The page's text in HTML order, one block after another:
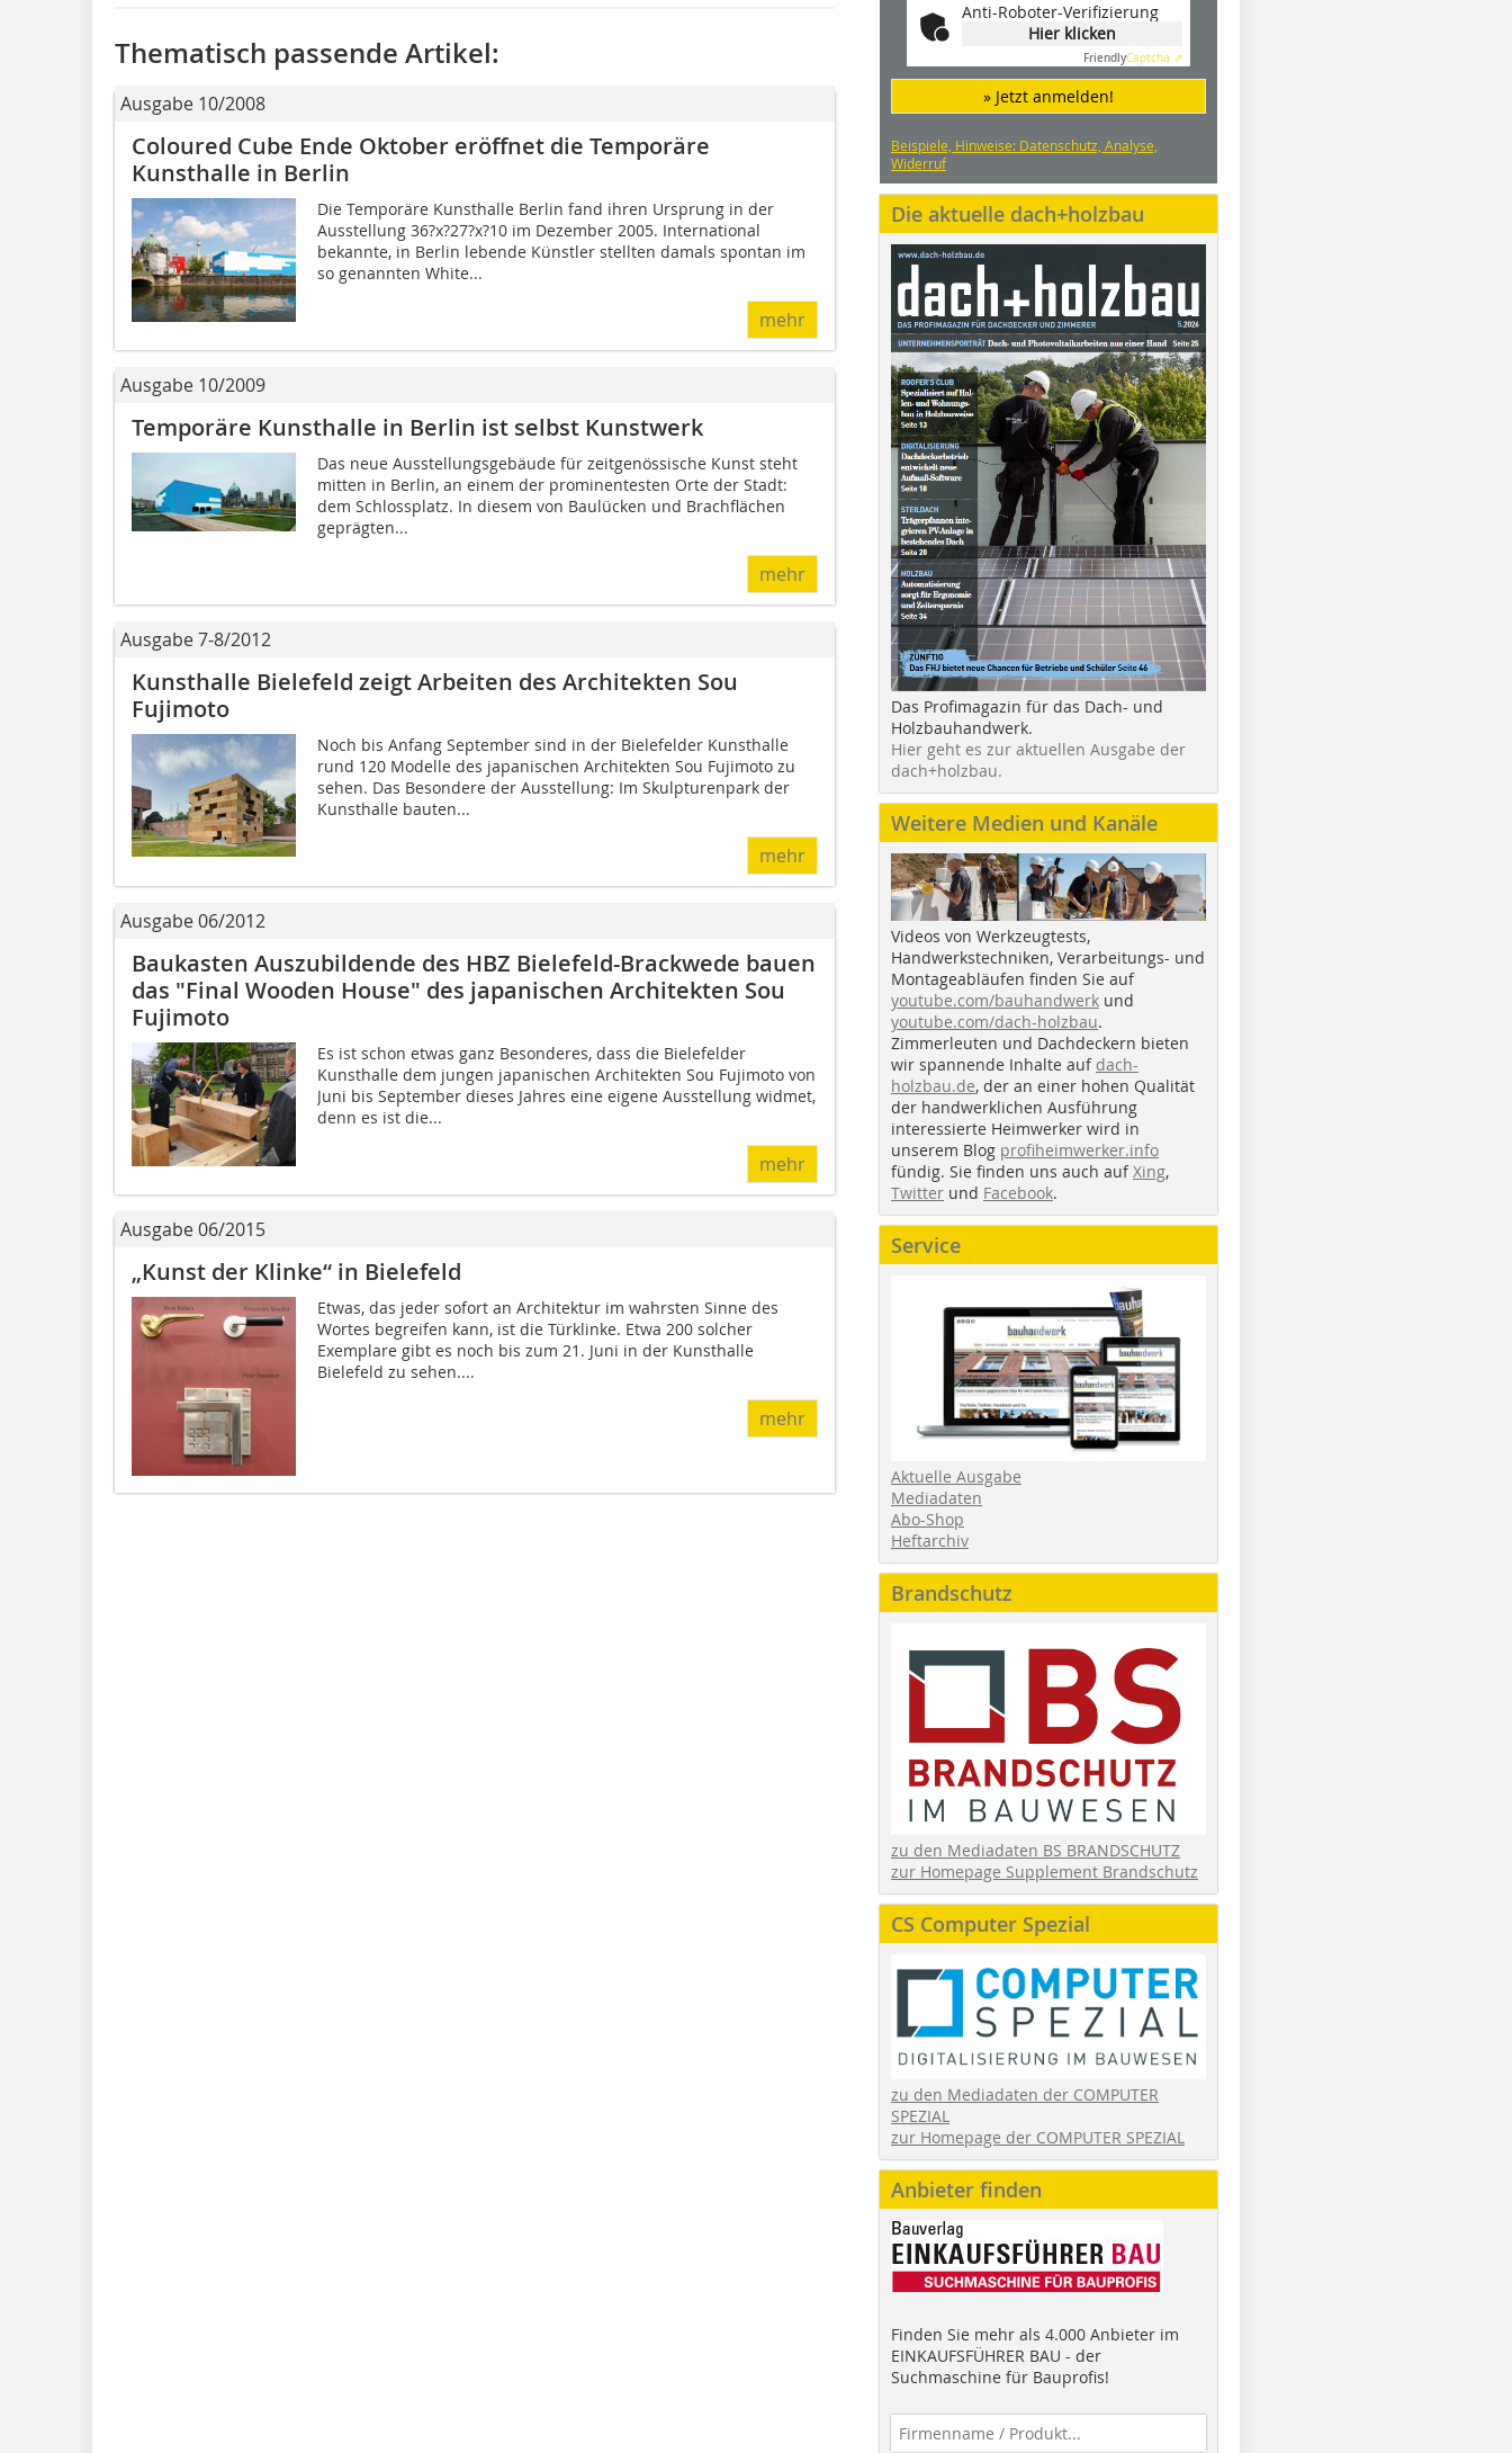
Thematisch passende Artikel:
Ausgabe 10/2008
Coloured Cube Ende Oktober eröffnet die Temporäre
Kunsthalle in Berlin
Die Temporäre Kunsthalle Berlin fand ihren Ursprung in der
Ausstellung 36?x?27?x?10 im Dezember 2005. International
bekannte, in Berlin lebende Künstler stellten damals spontan im
so genannten White...
mehr
Ausgabe 10/2009
Temporäre Kunsthalle in Berlin ist selbst Kunstwerk
Das neue Ausstellungsgebäude für zeitgenössische Kunst steht
mitten in Berlin, an einem der prominentesten Orte der Stadt:
dem Schlossplatz. In diesem von Bau­lücken und Brachflächen
geprägten...
mehr
Ausgabe 7-8/2012
Kunsthalle Bielefeld zeigt Arbeiten des Architekten Sou
Fujimoto
Noch bis Anfang September sind in der Bielefelder Kunsthalle
rund 120 Modelle des japanischen Architekten Sou Fujimoto zu
sehen. Das Besondere der Ausstellung: Im Skulpturenpark der
Kunsthalle bauten...
mehr
Ausgabe 06/2012
Baukasten Auszubildende des HBZ Bielefeld-Brackwede bauen
das "Final Wooden House" des japanischen Architekten Sou
Fujimoto
Es ist schon etwas ganz Besonderes, dass die Bielefelder
Kunsthalle dem jungen japanischen Architekten Sou Fujimoto von
Juni bis September dieses Jahres eine eigene Ausstellung widmet,
denn es ist die...
mehr
Ausgabe 06/2015
„Kunst der Klinke“ in Bielefeld
Etwas, das jeder sofort an Architektur im wahrsten Sinne des
Wortes begreifen kann, ist die Türklinke. Etwa 200 solcher
Exemplare gibt es noch bis zum 21. Juni in der Kunsthalle
Bielefeld zu sehen....
mehr
Anti-Roboter-Verifizierung
Hier klicken
FriendlyCaptcha ⇗
» Jetzt anmelden!
Beispiele, Hinweise: Datenschutz, Analyse,
Widerruf
Die aktuelle dach+holzbau
Das Profimagazin für das Dach- und
Holzbauhandwerk.
Hier geht es zur aktuellen Ausgabe der
dach+holzbau.
Weitere Medien und Kanäle
Videos von Werkzeugtests,
Handwerkstechniken, Verarbeitungs- und
Montageabläufen finden Sie auf
youtube.com/bauhandwerk und
youtube.com/dach-holzbau.
Zimmerleuten und Dachdeckern bieten
wir spannende Inhalte auf dach-
holzbau.de, der an einer hohen Qualität
der handwerklichen Ausführung
interessierte Heimwerker wird in
unserem Blog profiheimwerker.info
fündig. Sie finden uns auch aufXing,
Twitter und Facebook.
Service
Aktuelle Ausgabe
Mediadaten
Abo-Shop
Heftarchiv
Brandschutz
zu den Mediadaten BS BRANDSCHUTZ
zur Homepage Supplement Brandschutz
CS Computer Spezial
zu den Mediadaten der COMPUTER
SPEZIAL
zur Homepage der COMPUTER SPEZIAL
Anbieter finden
Finden Sie mehr als 4.000 Anbieter im
EINKAUFSFÜHRER BAU - der
Suchmaschine für Bauprofis!